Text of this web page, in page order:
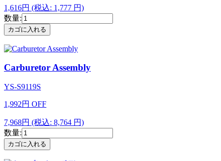
1,616円 (税込: 1,777 円)
数量:
Carburetor Assembly
YS-S9119S
1,992円 OFF
7,968円 (税込: 8,764 円)
数量: